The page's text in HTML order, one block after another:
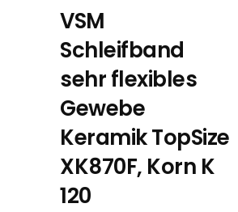
VSM
Schleifband
sehr flexibles
Gewebe
Keramik TopSize
XK870F, Korn K
120